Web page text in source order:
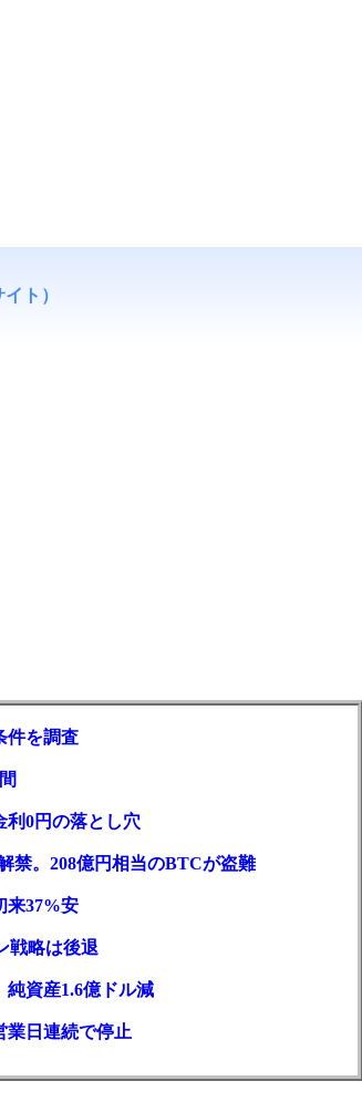
ト）
件を調査
利0円の落とし穴
禁。208億円相当のBTCが盗難
来37%安
戦略は後退
資産1.6億ドル減
業日連続で停止